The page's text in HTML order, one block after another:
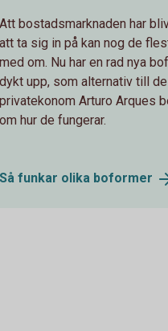
Att bostadsmarknaden har
att ta sig in på kan nog de
med om. Nu har en rad nya
dykt upp, som alternativ till de
privatekonom Arturo Arques
om hur de fungerar.
Så funkar olika boformer